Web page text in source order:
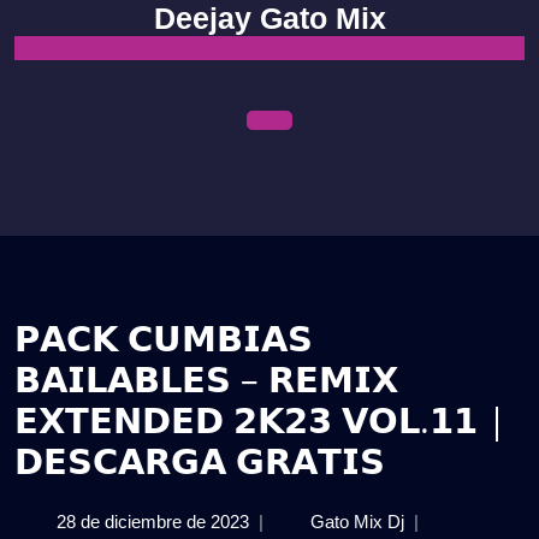
content
Deejay Gato Mix
𝗣𝗔𝗖𝗞 𝗖𝗨𝗠𝗕𝗜𝗔𝗦
𝗕𝗔𝗜𝗟𝗔𝗕𝗟𝗘𝗦 – 𝗥𝗘𝗠𝗜𝗫
𝗘𝗫𝗧𝗘𝗡𝗗𝗘𝗗 𝟮𝗞𝟮𝟯 𝗩𝗢𝗟.𝟭𝟭 |
𝗗𝗘𝗦𝗖𝗔𝗥𝗚𝗔 𝗚𝗥𝗔𝗧𝗜𝗦
28 de diciembre de 202328| Gato Mix Dj𝗣𝗔𝗖𝗞
|